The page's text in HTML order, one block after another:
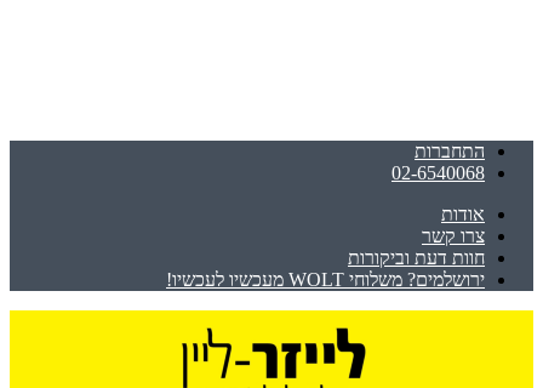
התחברות
02-6540068
אודות
צרו קשר
חוות דעת וביקורות
ירושלמים? משלוחי WOLT מעכשיו לעכשיו!